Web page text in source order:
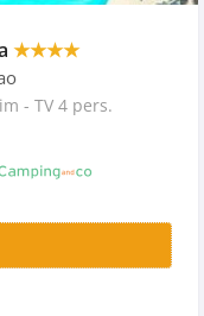
★★★★
- TV 4 pers.